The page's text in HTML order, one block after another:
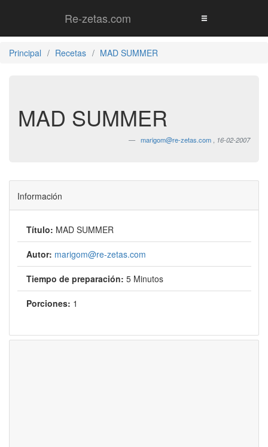
Re-zetas.com
Principal Recetas MAD SUMMER
MAD SUMMER
marigom@re-zetas.com 16-02-2007
Información
Título: MAD SUMMER
Autor: marigom@re-zetas.com
Tiempo de preparación: 5 Minutos
Porciones: 1